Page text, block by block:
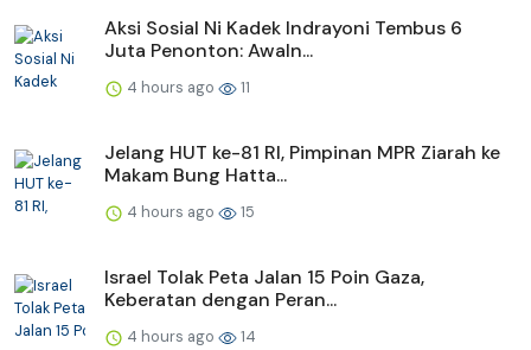
Aksi Sosial Ni Kadek Indrayoni Tembus 6
Juta Penonton: Awaln...
4 hours ago 11
Jelang HUT ke-81 RI, Pimpinan MPR Ziarah ke
Makam Bung Hatta...
4 hours ago 15
Israel Tolak Peta Jalan 15 Poin Gaza,
Keberatan dengan Peran...
4 hours ago 14